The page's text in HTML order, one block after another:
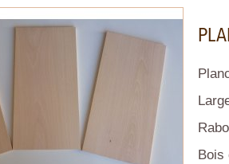
Bois